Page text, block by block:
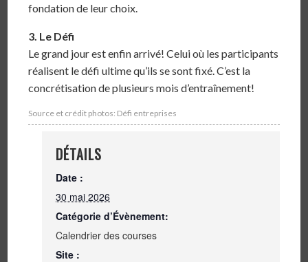
fondation de leur choix.
3. Le Défi
Le grand jour est enfin arrivé! Celui où les participants
réalisent le défi ultime qu’ils se sont fixé. C’est la
concrétisation de plusieurs mois d’entraînement!
Source et crédit photos: Défi entreprises
DÉTAILS
Date :
30 mai 2026
Catégorie d’Évènement:
Calendrier des courses
Site :